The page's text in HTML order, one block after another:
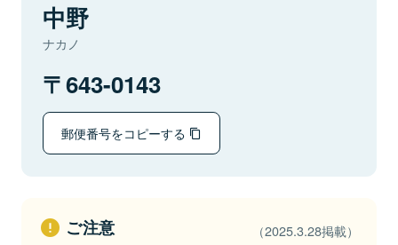
中野
ナカノ
643-0143
郵便番号をコピーする
ご注意 （2025.3.28掲載）